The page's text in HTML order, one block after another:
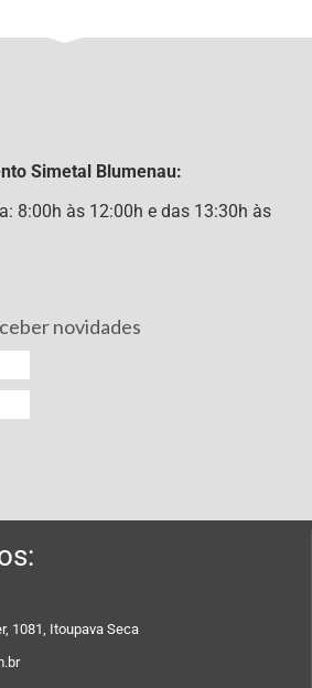
Simetal Blumenau:
8:00h às 12:00h e das 13:30h às
novidades
1081, Itoupava Seca